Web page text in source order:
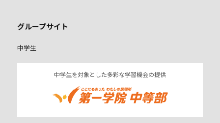
グループサイト
中学生
中学生を対象とした多彩な学習機会の提供